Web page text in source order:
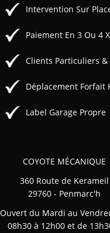
Intervention Sur
Paiement En 3 Ou 4
Clients Particuliers &
Déplacement Forfait
Label Garage Propre
COYOTE MÉCANIQUE
360 Route de Kerameil
29760 - Penmarc'h
Ouvert du Mardi au
08h30 à 12h00 et de